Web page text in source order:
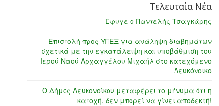
Τελευταία Νέα
Έφυγε ο Παντελής Τσαγκάρης
Επιστολή προς ΥΠΕΞ για ανάληψη διαβημάτων
σχετικά με την εγκατάλειψη και υποβάθμιση του
Ιερού Ναού Αρχαγγέλου Μιχαήλ στο κατεχόμενο
Λευκόνοικο
Ο Δήμος Λευκονοίκου μεταφέρει το μήνυμα ότι η
κατοχή, δεν μπορεί να γίνει αποδεκτή!